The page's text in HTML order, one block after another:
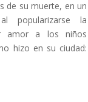
de su muerte, en un
popularizarse la
amor a los niños
hizo en su ciudad: